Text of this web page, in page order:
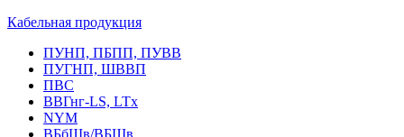
Кабельная продукция
ПУНП, ПБПП, ПУВВ
ПУГНП, ШВВП
ПВС
ВВГнг-LS, LTx
NYM
ВБбШв/ВБШв